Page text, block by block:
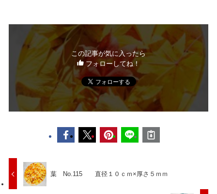
この記事が気に入ったら
フォローしてね！
葉 No.115 直径１０ｃｍ×厚さ５ｍｍ